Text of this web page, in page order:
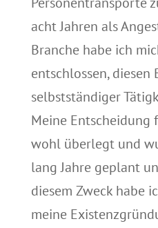
acht Jahren als
Branche habe ich
entschlossen, diesen
selbstständiger
Meine Entscheidung
wohl überlegt und
lang Jahre geplant
diesem Zweck habe
meine